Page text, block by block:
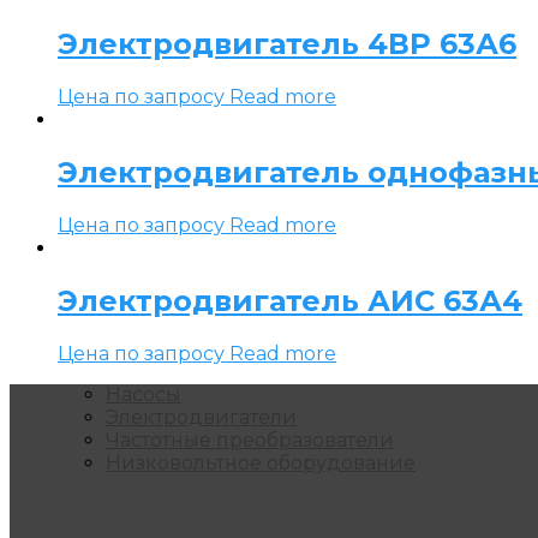
Электродвигатель 4ВР 63А6
Цена по запросу Read more
Электродвигатель
Цена по запросу Read more
Электродвигатель АИС 63А4
Цена по запросу Read more